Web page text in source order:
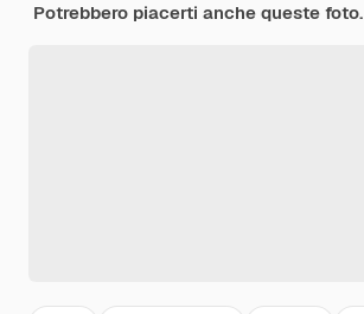
Potrebbero piacerti anche queste foto.